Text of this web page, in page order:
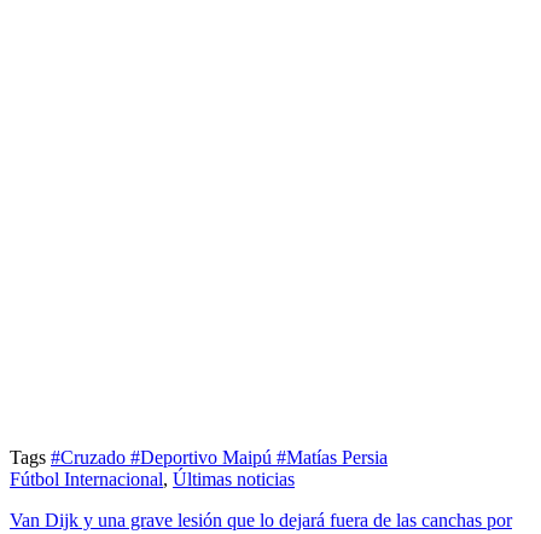
Tags #Cruzado #Deportivo Maipú #Matías Persia
Fútbol Internacional, Últimas noticias
Van Dijk y una grave lesión que lo dejará fuera de las canchas por